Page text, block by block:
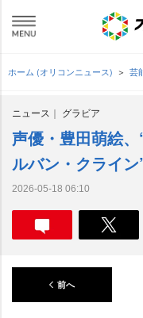
ホーム (オリコンニュース) 芸
ニュース グラビア
声優・豊田萌絵
ルバン・クライ
2026-05-18 06:10
前へ